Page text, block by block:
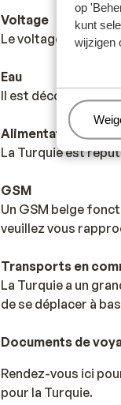
op
kunt
wijzigen
Voltage
Le voltage est
Eau
Il est déconseillé de
Alimentation
La Turquie est
GSM
Un GSM belge
veuillez vous
Transports en
La Turquie a un
de se déplacer à
Documents de
Rendez-vous ici
pour la Turquie.